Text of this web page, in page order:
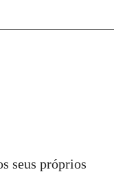
seus próprios